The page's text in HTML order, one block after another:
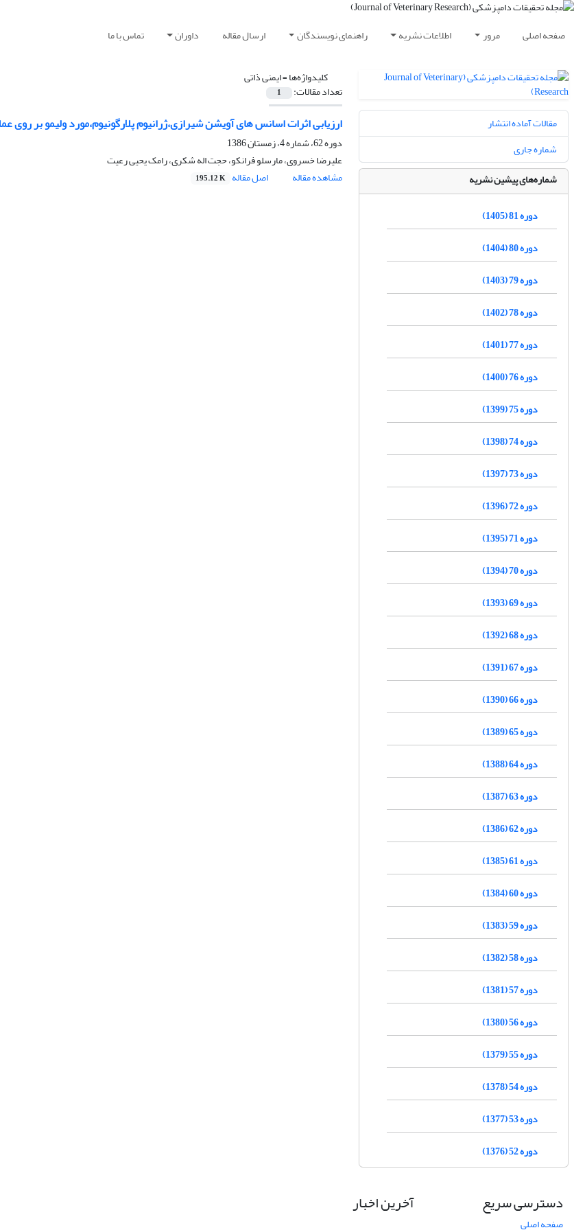
صفحه اصلی مرور اطلاعات نشریه راهنمای نویسندگان ارسال مقاله داوران تماس با ما
کلیدواژه‌ها =ایمنی ذاتی
تعداد مقالات: 1
ارزیابی اثرات اسانس های آویشن شیرازی،ژرانیوم پلارگونیوم،مورد ولیمو بر
دوره 62، شماره 4، زمستان 1386
علیرضا خسروی، مارسلو فرانکو، حجت اله شکری، رامک یحیی رعیت
مشاهده مقاله
اصل مقاله 195.12 K
مقالات آماده انتشار
شماره جاری
شماره‌های پیشین نشریه
دوره 81 (1405)
دوره 80 (1404)
دوره 79 (1403)
دوره 78 (1402)
دوره 77 (1401)
دوره 76 (1400)
دوره 75 (1399)
دوره 74 (1398)
دوره 73 (1397)
دوره 72 (1396)
دوره 71 (1395)
دوره 70 (1394)
دوره 69 (1393)
دوره 68 (1392)
دوره 67 (1391)
دوره 66 (1390)
دوره 65 (1389)
دوره 64 (1388)
دوره 63 (1387)
دوره 62 (1386)
دوره 61 (1385)
دوره 60 (1384)
دوره 59 (1383)
دوره 58 (1382)
دوره 57 (1381)
دوره 56 (1380)
دوره 55 (1379)
دوره 54 (1378)
دوره 53 (1377)
دوره 52 (1376)
دسترسی سریع
صفحه اصلی
آخرین اخبار